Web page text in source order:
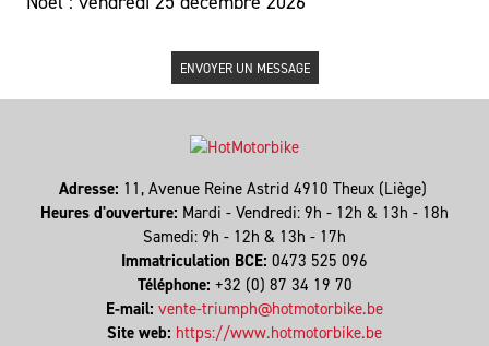
ENVOYER UN MESSAGE
Adresse: 11, Avenue Reine Astrid 4910 Theux (Liège)
Heures d'ouverture: Mardi - Vendredi: 9h - 12h & 13h - 18h
Samedi: 9h - 12h & 13h - 17h
Immatriculation BCE: 0473 525 096
Téléphone: +32 (0) 87 34 19 70
E-mail: vente-triumph@hotmotorbike.be
Site web: https://www.hotmotorbike.be